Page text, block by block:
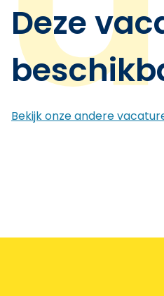
Deze
Bekijk onze andere